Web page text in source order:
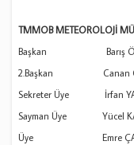
TMMOB METEOROLOJİ
Başkan
2.Başkan
Sekreter Üye İrfan
Sayman Üye Yücel
Üye Emre